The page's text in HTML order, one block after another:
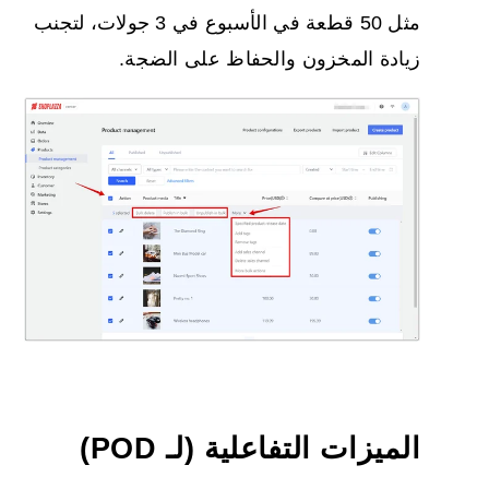
مثل 50 قطعة في الأسبوع في 3 جولات، لتجنب
زيادة المخزون والحفاظ على الضجة.
الميزات التفاعلية (لـ POD)